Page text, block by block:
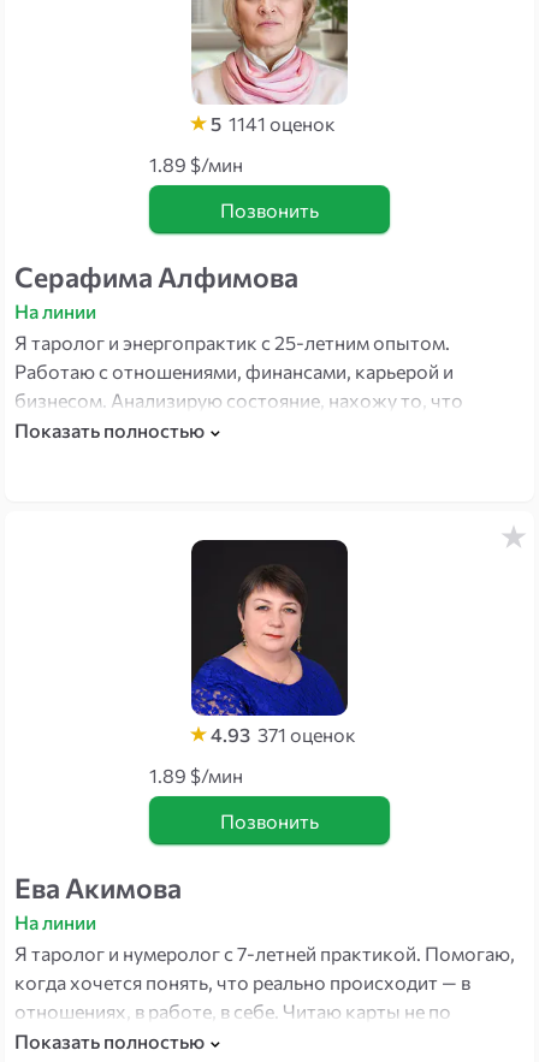
5 1141 оценок
1.89 $/мин
Позвонить
Серафима Алфимова
На линии
Я таролог и энергопрактик с 25-летним опытом.
Работаю с отношениями, финансами, карьерой и
бизнесом. Анализирую состояние, нахожу то, что
мешает движению к целям, убираю негативные
Показать полностью
4.93 371 оценок
1.89 $/мин
Позвонить
Ева Акимова
На линии
Я таролог и нумеролог с 7-летней практикой. Помогаю,
когда хочется понять, что реально происходит — в
отношениях, в работе, в себе. Читаю карты не по
учебнику, а напрямую: как будто открытая книга о
Показать полностью